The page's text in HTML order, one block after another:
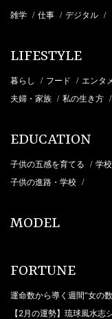
雑学 / 仕事 / デジタル /
LIFESTYLE
暮らし / フード / エンタ
夫婦・家族 / 私の生き方 /
EDUCATION
子供の五感を育てる / 学
子供の進路・学校 /
MODEL
FORTUNE
運命数から導く週間“女の
【2月の運勢】琉球風水志